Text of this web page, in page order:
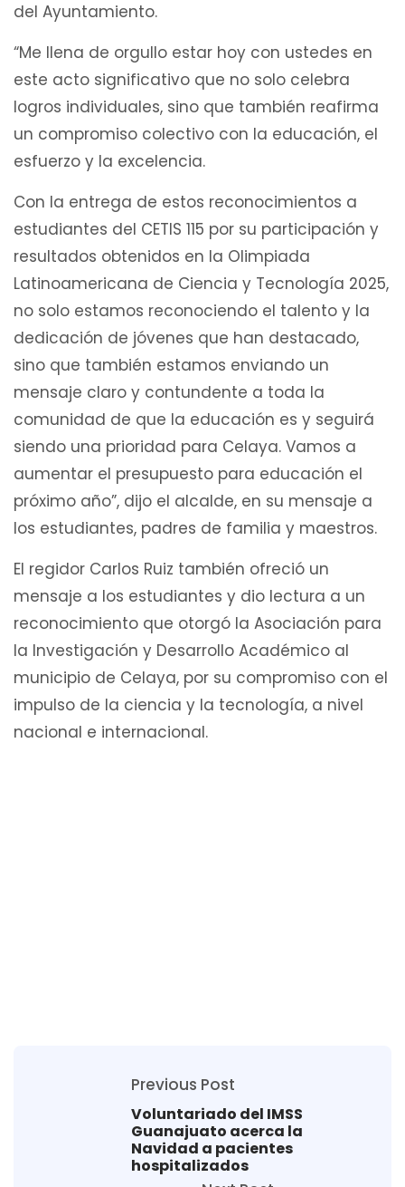
del Ayuntamiento.
“Me llena de orgullo estar hoy con ustedes en
este acto significativo que no solo celebra
logros individuales, sino que también reafirma
un compromiso colectivo con la educación, el
esfuerzo y la excelencia.
Con la entrega de estos reconocimientos a
estudiantes del CETIS 115 por su participación y
resultados obtenidos en la Olimpiada
Latinoamericana de Ciencia y Tecnología 2025,
no solo estamos reconociendo el talento y la
dedicación de jóvenes que han destacado,
sino que también estamos enviando un
mensaje claro y contundente a toda la
comunidad de que la educación es y seguirá
siendo una prioridad para Celaya. Vamos a
aumentar el presupuesto para educación el
próximo año”, dijo el alcalde, en su mensaje a
los estudiantes, padres de familia y maestros.
El regidor Carlos Ruiz también ofreció un
mensaje a los estudiantes y dio lectura a un
reconocimiento que otorgó la Asociación para
la Investigación y Desarrollo Académico al
municipio de Celaya, por su compromiso con el
impulso de la ciencia y la tecnología, a nivel
nacional e internacional.
Previous Post
Voluntariado del IMSS
Guanajuato acerca la
Navidad a pacientes
hospitalizados